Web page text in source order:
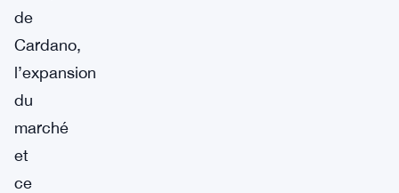
de
Cardano,
l’expansion
du
marché
et
ce